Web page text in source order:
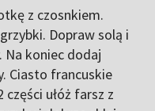
z czosnkiem.
Dopraw solą i
Na koniec dodaj
Ciasto francuskie
ułóż farsz z